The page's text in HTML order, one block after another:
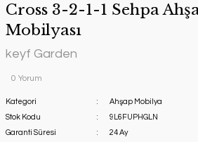
Cross 3-2-1-1 Sehpa
Mobilyası
keyf Garden
0 Yorum
Kategori
Ahşap Mobilya
Stok Kodu
9L6FUPHGLN
Garanti Süresi
24 Ay